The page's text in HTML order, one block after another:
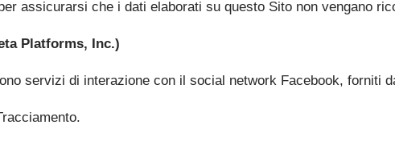
assicurarsi che i dati elaborati su questo Sito non vengano
Platforms, Inc.)
servizi di interazione con il social network Facebook, forniti